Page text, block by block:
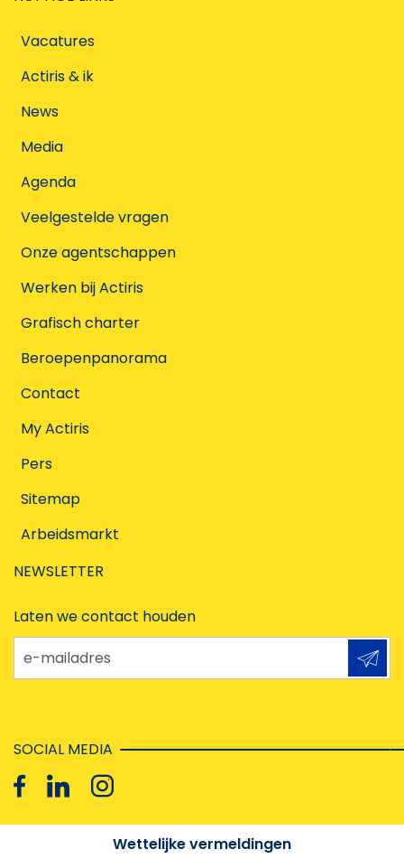
Vacatures
Actiris & ik
News
Media
Agenda
Veelgestelde vragen
Onze agentschappen
Werken bij Actiris
Grafisch charter
Beroepenpanorama
Contact
My Actiris
Pers
Sitemap
Arbeidsmarkt
NEWSLETTER
Laten we contact houden
e-mailadres
SOCIAL MEDIA
Wettelijke vermeldingen